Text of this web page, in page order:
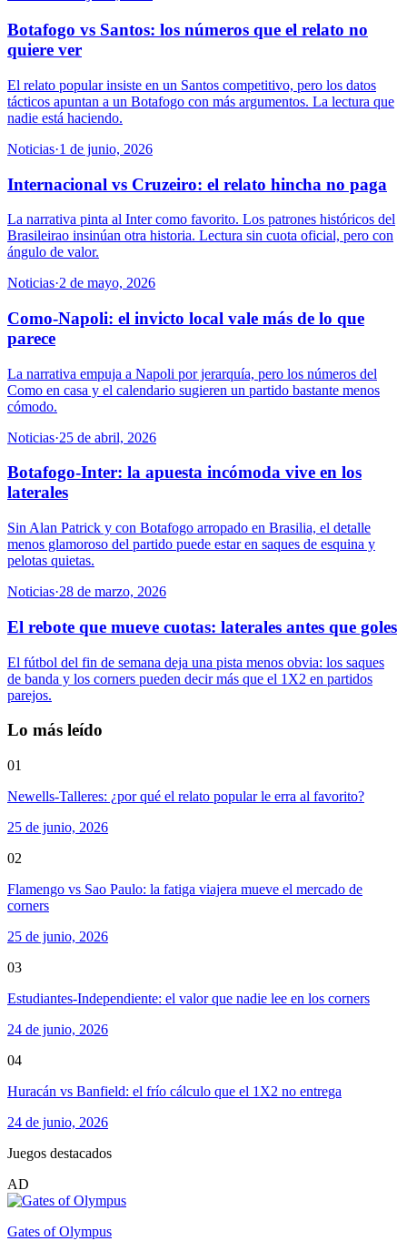
Botafogo vs Santos: los números que el relato no
quiere ver
El relato popular insiste en un Santos competitivo, pero los datos
tácticos apuntan a un Botafogo con más argumentos. La lectura que
nadie está haciendo.
Noticias·1 de junio, 2026
Internacional vs Cruzeiro: el relato hincha no paga
La narrativa pinta al Inter como favorito. Los patrones históricos del
Brasileirao insinúan otra historia. Lectura sin cuota oficial, pero con
ángulo de valor.
Noticias·2 de mayo, 2026
Como-Napoli: el invicto local vale más de lo que
parece
La narrativa empuja a Napoli por jerarquía, pero los números del
Como en casa y el calendario sugieren un partido bastante menos
cómodo.
Noticias·25 de abril, 2026
Botafogo-Inter: la apuesta incómoda vive en los
laterales
Sin Alan Patrick y con Botafogo arropado en Brasilia, el detalle
menos glamoroso del partido puede estar en saques de esquina y
pelotas quietas.
Noticias·28 de marzo, 2026
El rebote que mueve cuotas: laterales antes que goles
El fútbol del fin de semana deja una pista menos obvia: los saques
de banda y los corners pueden decir más que el 1X2 en partidos
parejos.
Lo más leído
01
Newells-Talleres: ¿por qué el relato popular le erra al favorito?
25 de junio, 2026
02
Flamengo vs Sao Paulo: la fatiga viajera mueve el mercado de
corners
25 de junio, 2026
03
Estudiantes-Independiente: el valor que nadie lee en los corners
24 de junio, 2026
04
Huracán vs Banfield: el frío cálculo que el 1X2 no entrega
24 de junio, 2026
Juegos destacados
AD
Gates of Olympus